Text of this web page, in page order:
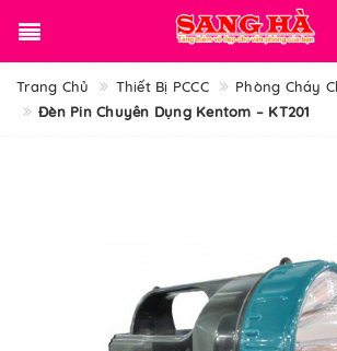
Trang Chủ Thiết Bị PCCC
Phòng Cháy
Đèn Pin Chuyên Dụng Kentom – KT201